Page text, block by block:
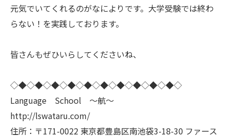
元気でいてくれるのがなによりです。大学受験では終わ
らない！を実践しております。
皆さんもぜひいらしてくださいね、
◇◆◇◆◇◆◇◆◇◆◇◆◇◆◇◆◇◆◇◆◇
Language School ～航～
http://lswataru.com/
住所：〒171-0022 東京都豊島区南池袋3-18-30 ファース